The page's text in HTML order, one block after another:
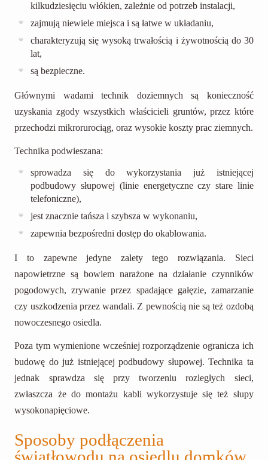
kilkudziesięciu włókien, zależnie od potrzeb instalacji,
zajmują niewiele miejsca i są łatwe w układaniu,
charakteryzują się wysoką trwałością i żywotnością do 30
lat,
są bezpieczne.
Głównymi wadami technik doziemnych są konieczność
uzyskania zgody wszystkich właścicieli gruntów, przez które
przechodzi mikrorurociąg, oraz wysokie koszty prac ziemnych.
Technika podwieszana:
sprowadza się do wykorzystania już istniejącej
podbudowy słupowej (linie energetyczne czy stare linie
telefoniczne),
jest znacznie tańsza i szybsza w wykonaniu,
zapewnia bezpośredni dostęp do okablowania.
I to zapewne jedyne zalety tego rozwiązania. Sieci
napowietrzne są bowiem narażone na działanie czynników
pogodowych, zrywanie przez spadające gałęzie, zamarzanie
czy uszkodzenia przez wandali. Z pewnością nie są też ozdobą
nowoczesnego osiedla.
Poza tym wymienione wcześniej rozporządzenie ogranicza ich
budowę do już istniejącej podbudowy słupowej. Technika ta
jednak sprawdza się przy tworzeniu rozległych sieci,
zwłaszcza że do montażu kabli wykorzystuje się też słupy
wysokonapięciowe.
Sposoby podłączenia